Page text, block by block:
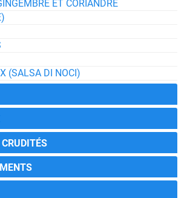
ET CORIANDRE
(SALSA DI NOCI)